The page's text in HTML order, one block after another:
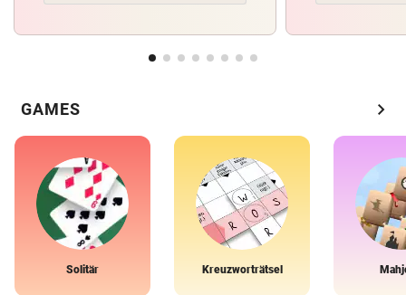
GAMES chevron_right
Solitär Kreuzworträtsel